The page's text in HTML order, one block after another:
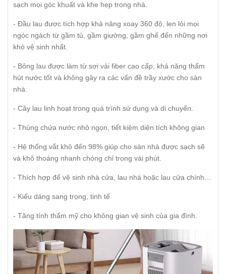
sạch mọi góc khuất và khe hẹp trong nhà.
- Đầu lau được tích hợp khả năng xoay 360 độ, len lỏi mọi
ngóc ngách từ gầm tủ, gầm giường, gầm ghế đến những nơi
khó vệ sinh nhất.
- Bông lau được làm từ sợi vải fiber cao cấp, khả năng thấm
hút nước tốt và không gây ra các vấn đề trầy xước cho sàn
nhà.
- Cây lau linh hoạt trong quá trình sử dụng và di chuyển.
- Thùng chứa nước nhỏ ngọn, tiết kiệm diện tích không gian
- Hệ thống vắt khô đến 98% giúp cho sàn nhà được sạch sẽ
và khô thoáng nhanh chóng chỉ trong vài phút.
- Thích hợp để vệ sinh nhà cửa, lau nhà hoặc lau cửa chính…
- Kiểu dáng sang trọng, tinh tế
- Tăng tính thẩm mỹ cho không gian vệ sinh của gia đình.